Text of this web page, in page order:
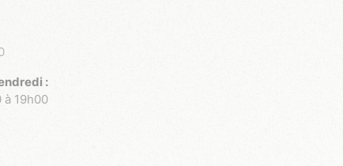
:
à 19h00